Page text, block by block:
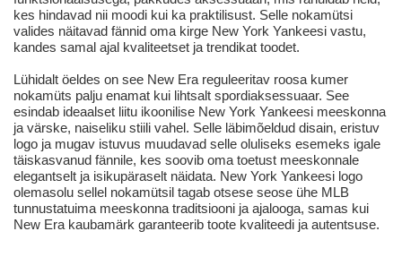
kes hindavad nii moodi kui ka praktilisust. Selle nokamütsi
valides näitavad fännid oma kirge New York Yankeesi vastu,
kandes samal ajal kvaliteetset ja trendikat toodet.
Lühidalt öeldes on see New Era reguleeritav roosa kumer
nokamüts palju enamat kui lihtsalt spordiaksessuaar. See
esindab ideaalset liitu ikoonilise New York Yankeesi meeskonna
ja värske, naiseliku stiili vahel. Selle läbimõeldud disain, eristuv
logo ja mugav istuvus muudavad selle oluliseks esemeks igale
täiskasvanud fännile, kes soovib oma toetust meeskonnale
elegantselt ja isikupäraselt näidata. New York Yankeesi logo
olemasolu sellel nokamütsil tagab otsese seose ühe MLB
tunnustatuima meeskonna traditsiooni ja ajalooga, samas kui
New Era kaubamärk garanteerib toote kvaliteedi ja autentsuse.